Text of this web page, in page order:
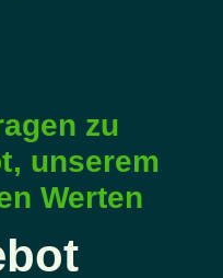
zu
unserem
Werten​